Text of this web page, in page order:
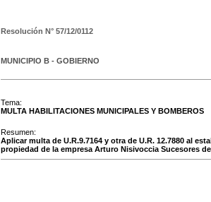
Resolución N° 57/12/0112
MUNICIPIO B - GOBIERNO
Tema:
MULTA HABILITACIONES MUNICIPALES Y BOMBEROS
Resumen:
Aplicar multa de U.R.9.7164 y otra de U.R. 12.7880 al
propiedad de la empresa Arturo Nisivoccia Sucesores